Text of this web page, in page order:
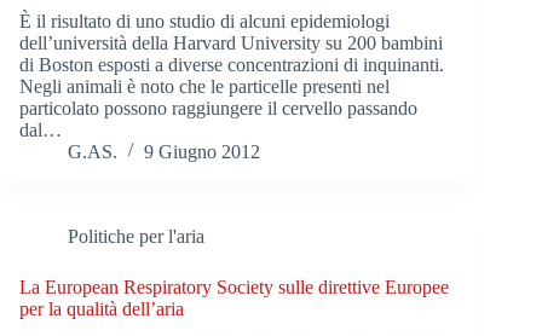
È il risultato di uno studio di alcuni epidemiologi
dell’università della Harvard University su 200 bambini
di Boston esposti a diverse concentrazioni di inquinanti.
Negli animali è noto che le particelle presenti nel
particolato possono raggiungere il cervello passando
dal…
G.AS.
9 Giugno 2012
Politiche per l'aria
La European Respiratory Society sulle direttive Europee
per la qualità dell’aria